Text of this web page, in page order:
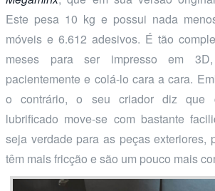
Este pesa 10 kg e possui nada
móveis e 6.612 adesivos. É tão
meses para ser impresso em
pacientemente e colá-lo cara a cara.
o contrário, o seu criador diz que
lubrificado move-se com bastante
seja verdade para as peças exteriores,
têm mais fricção e são um pouco mais